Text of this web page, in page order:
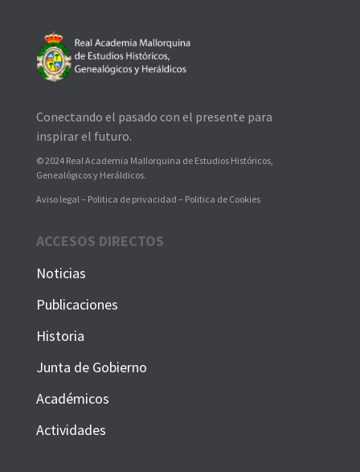
Conectando el pasado con el presente para
inspirar el futuro.
© 2024 Real Academia Mallorquina de Estudios Históricos,
Genealógicos y Heráldicos.
Aviso legal – Politica de privacidad – Politica de Cookies
ACCESOS DIRECTOS
Noticias
Publicaciones
Historia
Junta de Gobierno
Académicos
Actividades